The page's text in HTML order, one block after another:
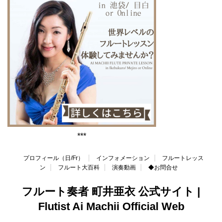
***
プロフィール（日/Fr） インフォメーション
フルートレッス
ン
フルート大百科 演奏動画 ◆お問合せ
フルート奏者 町井亜衣 公式サイト |
Flutist Ai Machii Official Web